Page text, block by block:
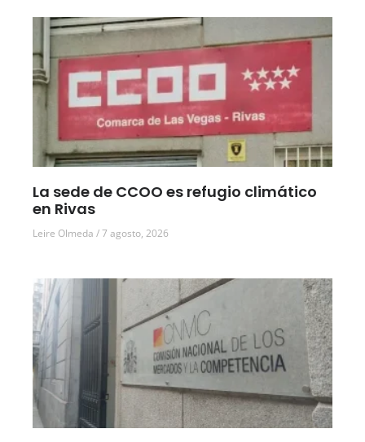
La sede de CCOO es refugio climático
en Rivas
Leire Olmeda 7 agosto, 2026